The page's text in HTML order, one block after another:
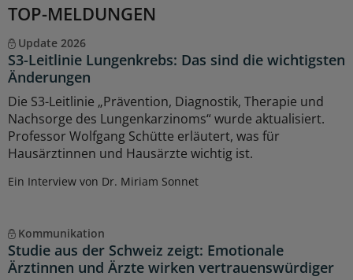
TOP-MELDUNGEN
Update 2026
S3-Leitlinie Lungenkrebs: Das sind die wichtigsten
Änderungen
Die S3-Leitlinie „Prävention, Diagnostik, Therapie und
Nachsorge des Lungenkarzinoms“ wurde aktualisiert.
Professor Wolfgang Schütte erläutert, was für
Hausärztinnen und Hausärzte wichtig ist.
Ein Interview von Dr. Miriam Sonnet
Kommunikation
Studie aus der Schweiz zeigt: Emotionale
Ärztinnen und Ärzte wirken vertrauenswürdiger